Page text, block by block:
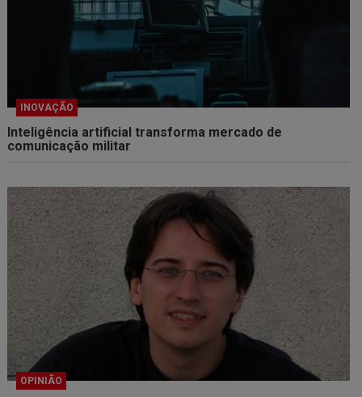
INOVAÇÃO
Inteligência artificial transforma mercado de
comunicação militar
OPINIÃO